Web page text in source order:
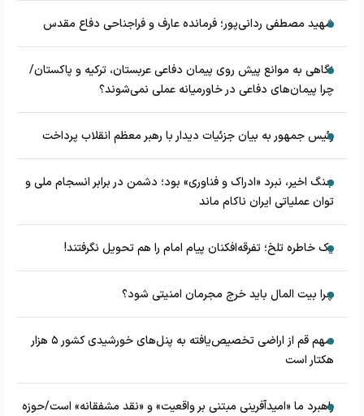
شهید مصطفی ردانی‌پور؛ فرمانده عارف و فراجناحی دفاع مقدس
نگاهی به موانع پیش روی پیمان دفاعی عربستان، ترکیه و پاکستان/
چرا پیمان‌های دفاعی در خاورمیانه عملی نمی‌شوند؟
رئیس جمهور به بیان جزئیات دیدار با رهبر معظم انقلاب پرداخت
جنگ اخیر، نبرد «ادراک و فناوری» بود؛ دشمن در برابر انسجام ملی و
توان عملیاتی ایران ناکام ماند
یک خاطره تلخ؛ تفرقه‌افکنان پیام امام را هم تحویل نگرفتند!
چرا بیت المال باید خرج مجرمان امنیتی شود؟
سهم قم از اراضی تخصیص‌یافته به پنل‌های خورشیدی کشور ۵ هزار
هکتار است
راهبرد ما «امیدآفرینی مبتنی بر واقعیت» و «نقد مشفقانه» است/حوزه